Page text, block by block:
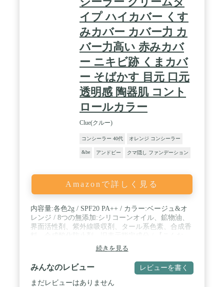
イプ ハイカバー くす
みカバー カバー力 カ
バー力高い 赤みカバ
ー ニキビ跡 くまカバ
ー そばかす 目元 口元
透明感 陶器肌 コント
ロールカラー
Clue(クルー)
コンシーラー 40代 オレンジ コンシーラー
&be アンドビー クマ隠し ファンデーション
Amazonで詳しく見る
内容量:各色2g / SPF20 PA++ / カラー:ベージュ&オ
レンジ / 8つの無添加:シリコーンオイル、鉱物油、
界面活性剤、紫外線吸収剤、タール系色素、合成香
方・こんな時に特にオススメ】●ツヤ肌メイクが好
きな方 ●目のクマが気になる方 ●ニキビやニキビ跡
をカバーしたい方 ●しみ、そばかすをカバーしたい
方 ●肌の色ムラをカバーしたい方 ●化粧直しアイテ
ムをミニマムに抑えたい方
続きを見る
みんなのレビュー レビューを書く
まだレビューはありません